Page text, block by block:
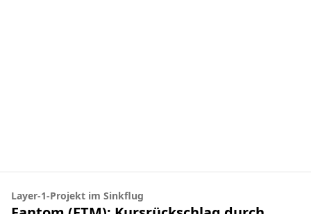
Layer-1-Projekt im Sinkflug